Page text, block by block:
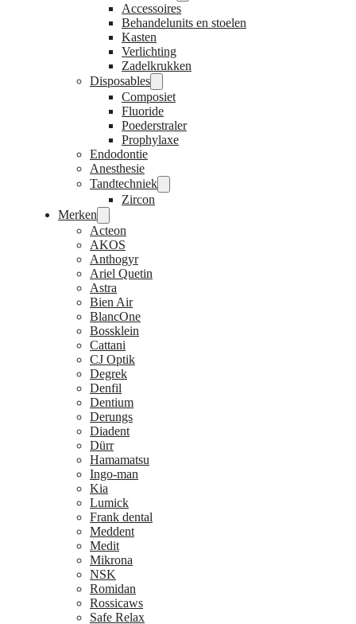
Accessoires
Behandelunits en stoelen
Kasten
Verlichting
Zadelkrukken
Disposables
Composiet
Fluoride
Poederstraler
Prophylaxe
Endodontie
Anesthesie
Tandtechniek
Zircon
Merken
Acteon
AKOS
Anthogyr
Ariel Quetin
Astra
Bien Air
BlancOne
Bossklein
Cattani
CJ Optik
Degrek
Denfil
Dentium
Derungs
Diadent
Dürr
Hamamatsu
Ingo-man
Kia
Lumick
Frank dental
Meddent
Medit
Mikrona
NSK
Romidan
Rossicaws
Safe Relax